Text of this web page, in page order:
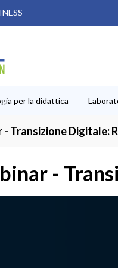
per la didattica
Transizione Digitale:
-